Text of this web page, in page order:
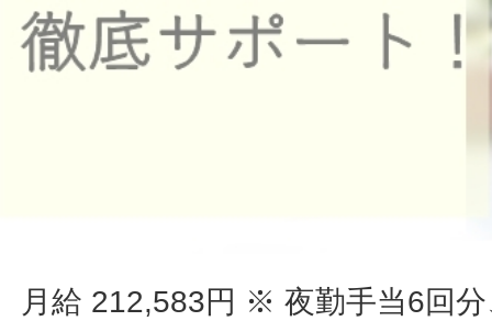
月給 212,583円 ※ 夜勤手当6回